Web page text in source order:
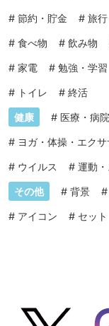
# 節約・貯金 # 旅
# 食べ物 # 飲み物
# 家電 # 勉強・学習
# トイレ # 終活
健康 # 医療・病院
# ヨガ・体操・エク
# ウイルス # 運動
その他 # 背景 #
# アイコン # セット